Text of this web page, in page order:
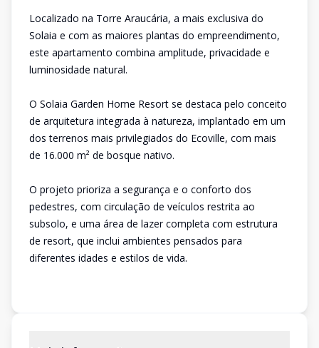
Localizado na Torre Araucária, a mais exclusiva do
Solaia e com as maiores plantas do empreendimento,
este apartamento combina amplitude, privacidade e
luminosidade natural.
O Solaia Garden Home Resort se destaca pelo conceito
de arquitetura integrada à natureza, implantado em um
dos terrenos mais privilegiados do Ecoville, com mais
de 16.000 m² de bosque nativo.
O projeto prioriza a segurança e o conforto dos
pedestres, com circulação de veículos restrita ao
subsolo, e uma área de lazer completa com estrutura
de resort, que inclui ambientes pensados para
diferentes idades e estilos de vida.